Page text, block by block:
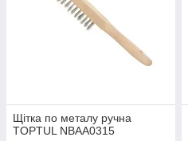
Щітка по металу ручна
TOPTUL NBAA0315